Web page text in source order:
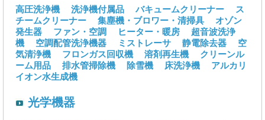
高圧洗浄機 洗浄機付属品 バキュームクリーナー
ス
チームクリーナー
集塵機・ブロワー・清掃具
オゾン
発生器
ファン・空調 ヒーター・暖房
超音波洗浄
機
空調配管洗浄機器 ミストレーサ 静電除去器
空
気清浄機
フロンガス回収機 溶剤再生機
クリーンル
ーム用品
排水管掃除機 除雪機 床洗浄機
アルカリ
イオン水生成機
光学機器